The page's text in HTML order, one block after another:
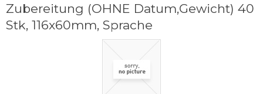
Zubereitung (OHNE Datum,Gewicht) 40
Stk, 116x60mm, Sprache